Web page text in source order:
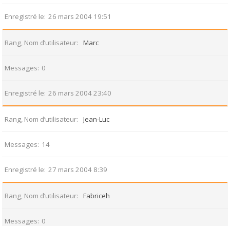
Enregistré le 26 mars 2004 19:51
Rang, Nom d’utilisateur Marc
Messages 0
Enregistré le 26 mars 2004 23:40
Rang, Nom d’utilisateur Jean-Luc
Messages 14
Enregistré le 27 mars 2004 8:39
Rang, Nom d’utilisateur Fabriceh
Messages 0